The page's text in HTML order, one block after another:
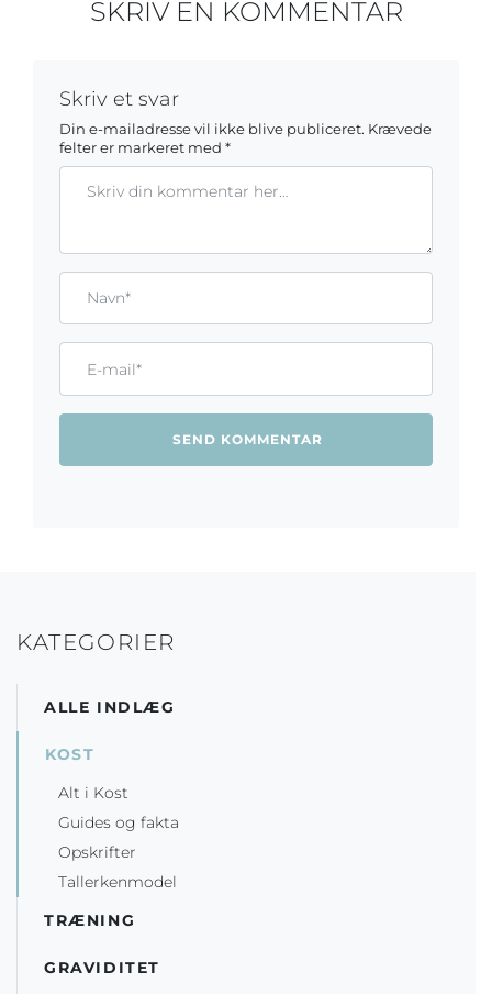
SKRIV EN KOMMENTAR
Skriv et svar
Din e-mailadresse vil ikke blive publiceret. Krævede
felter er markeret med *
KATEGORIER
ALLE INDLÆG
KOST
Alt i Kost
Guides og fakta
Opskrifter
Tallerkenmodel
TRÆNING
GRAVIDITET